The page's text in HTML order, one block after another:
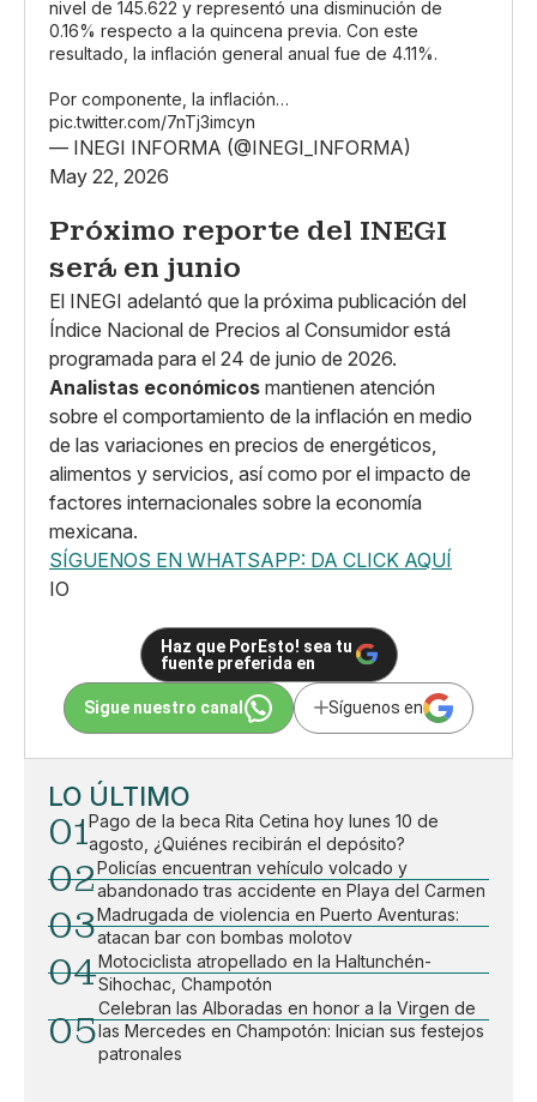
nivel de 145.622 y representó una disminución de
0.16% respecto a la quincena previa. Con este
resultado, la inflación general anual fue de 4.11%.
Por componente, la inflación…
pic.twitter.com/7nTj3imcyn
— INEGI INFORMA (@INEGI_INFORMA)
May 22, 2026
Próximo reporte del INEGI
será en junio
El INEGI adelantó que la próxima publicación del
Índice Nacional de Precios al Consumidor está
programada para el 24 de junio de 2026.
Analistas económicos mantienen atención
sobre el comportamiento de la inflación en medio
de las variaciones en precios de energéticos,
alimentos y servicios, así como por el impacto de
factores internacionales sobre la economía
mexicana.
SÍGUENOS EN WHATSAPP: DA CLICK AQUÍ
IO
Haz que PorEsto! sea tu
fuente preferida en
Sigue nuestro canal Síguenos en
LO ÚLTIMO
01Pago de la beca Rita Cetina hoy lunes 10 de
agosto, ¿Quiénes recibirán el depósito?
02Policías encuentran vehículo volcado y
abandonado tras accidente en Playa del Carmen
03Madrugada de violencia en Puerto Aventuras:
atacan bar con bombas molotov
04Motociclista atropellado en la Haltunchén-
Sihochac, Champotón
05
Celebran las Alboradas en honor a la Virgen de
las Mercedes en Champotón: Inician sus festejos
patronales